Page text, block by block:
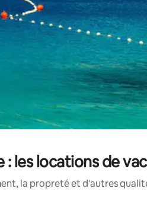
les locations de
la propreté et d'autres